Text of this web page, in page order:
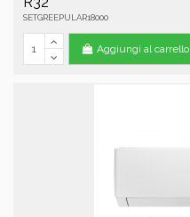
SETGREEPULAR18000
Aggiungi al carrello